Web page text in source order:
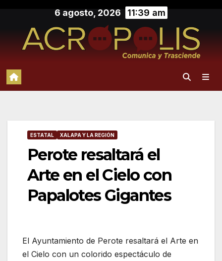
contenido
6 agosto, 2026 11:39 am
ESTATAL XALAPA Y LA REGIÓN
Perote resaltará el
Arte en el Cielo con
Papalotes Gigantes
El Ayuntamiento de Perote resaltará el Arte en
el Cielo con un colorido espectáculo de